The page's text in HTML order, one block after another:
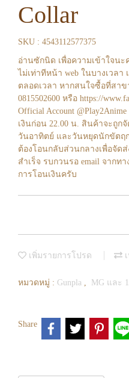
Collar
SKU : 4543112577375
อ่านซักนิด เพื่อความเข้าใจน
ไม่เท่าทีหน้า web ในบางเวล
ตลอดเวลา หากสนใจซื้อที่สา
0815502600 หรือ https://
Official Account
เงินก่อน 22.00 น. สินค้าจะถูก
วันอาทิตย์ และวันหยุดนักขัต
ต้องโอนกลับส่วนกลางเพื่อจัด
สำเร็จ รบกวนรอ email จากท
การโอนเงินครับ
เพิ่มรายการโปรด
หมวดหมู่ : Gunpla , MG และ
Share